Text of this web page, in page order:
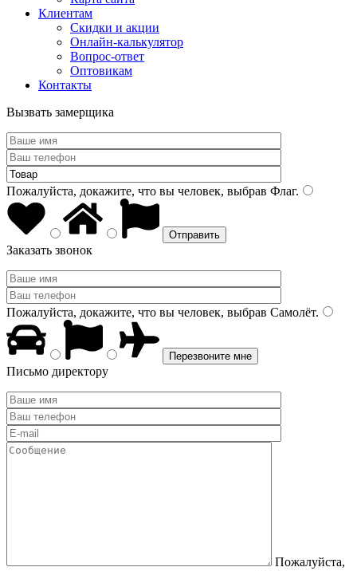
Клиентам
Скидки и акции
Онлайн-калькулятор
Вопрос-ответ
Оптовикам
Контакты
Вызвать замерщика
Пожалуйста, докажите, что вы человек, выбрав Флаг.
Заказать звонок
Пожалуйста, докажите, что вы человек, выбрав Самолёт.
Письмо директору
Пожалуйста,